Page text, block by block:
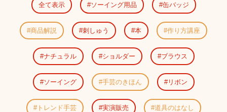
全て表示 ソーイング用品 缶バッジ
商品解説 刺しゅう 本 作り方講座
ナチュラル ショルダー ブラウス
ソーイング 手芸のきほん リボン
トレンド手芸 実演販売 道具のはなし